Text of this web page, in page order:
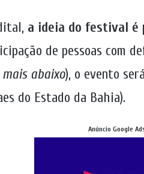
a ideia do festival é
de pessoas com
abaixo), o evento
do Estado da Bahia).
Anúncio Google